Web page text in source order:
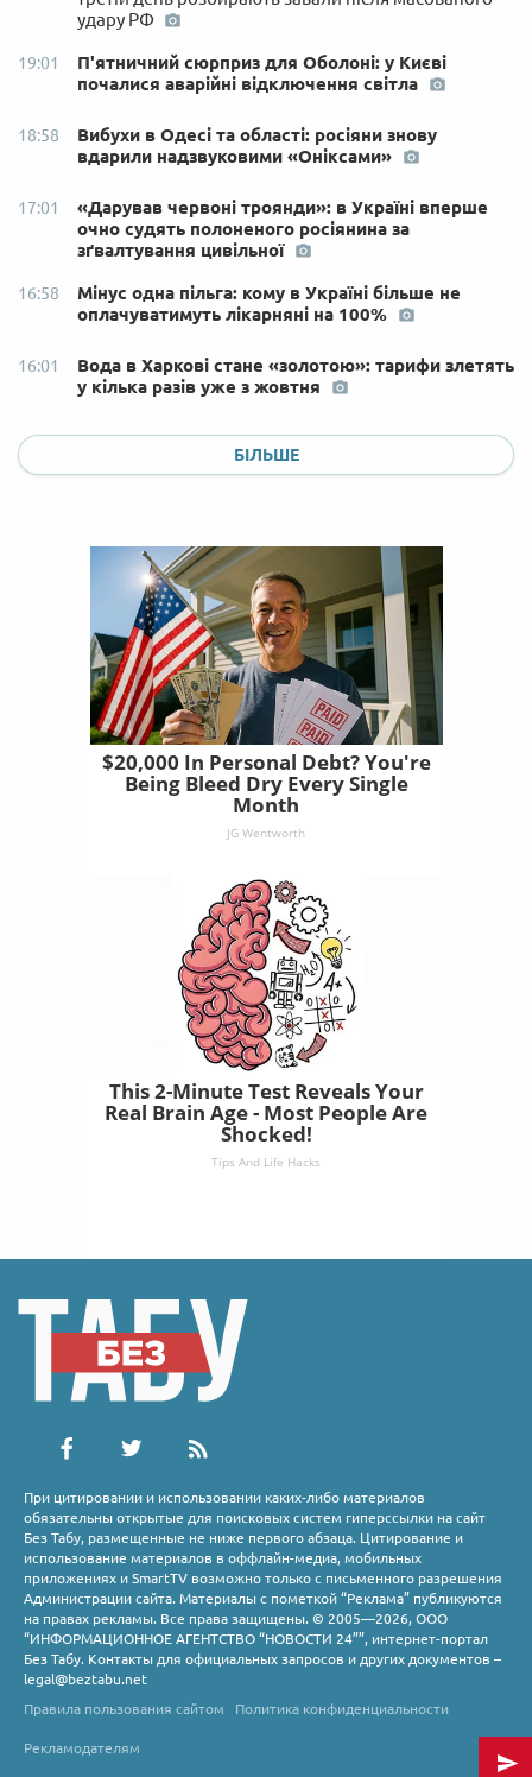
удару РФ
19:01
П'ятничний сюрприз для Оболоні: у Києві
почалися аварійні відключення світла
18:58
Вибухи в Одесі та області: росіяни знову
вдарили надзвуковими «Оніксами»
17:01
«Дарував червоні троянди»: в Україні вперше
очно судять полоненого росіянина за
зґвалтування цивільної
16:58
Мінус одна пільга: кому в Україні більше не
оплачуватимуть лікарняні на 100%
16:01
Вода в Харкові стане «золотою»: тарифи злетять
у кілька разів уже з жовтня
БІЛЬШЕ
$20,000 In Personal Debt? You're
Being Bleed Dry Every Single
Month
JG Wentworth
This 2-Minute Test Reveals Your
Real Brain Age - Most People Are
Shocked!
Tips And Life Hacks
При цитировании и использовании каких-либо материалов
обязательны открытые для поисковых систем гиперссылки на сайт
Без Табу, размещенные не ниже первого абзаца. Цитирование и
использование материалов в оффлайн-медиа, мобильных
приложениях и SmartTV возможно только с письменного разрешения
Администрации сайта. Материалы с пометкой “Реклама” публикуются
на правах рекламы. Все права защищены. © 2005—2026, ООО
“ИНФОРМАЦИОННОЕ АГЕНТСТВО “НОВОСТИ 24””, интернет-портал
Без Табу. Контакты для официальных запросов и других документов –
legal@beztabu.net
Правила пользования сайтом
Политика конфиденциальности
Рекламодателям